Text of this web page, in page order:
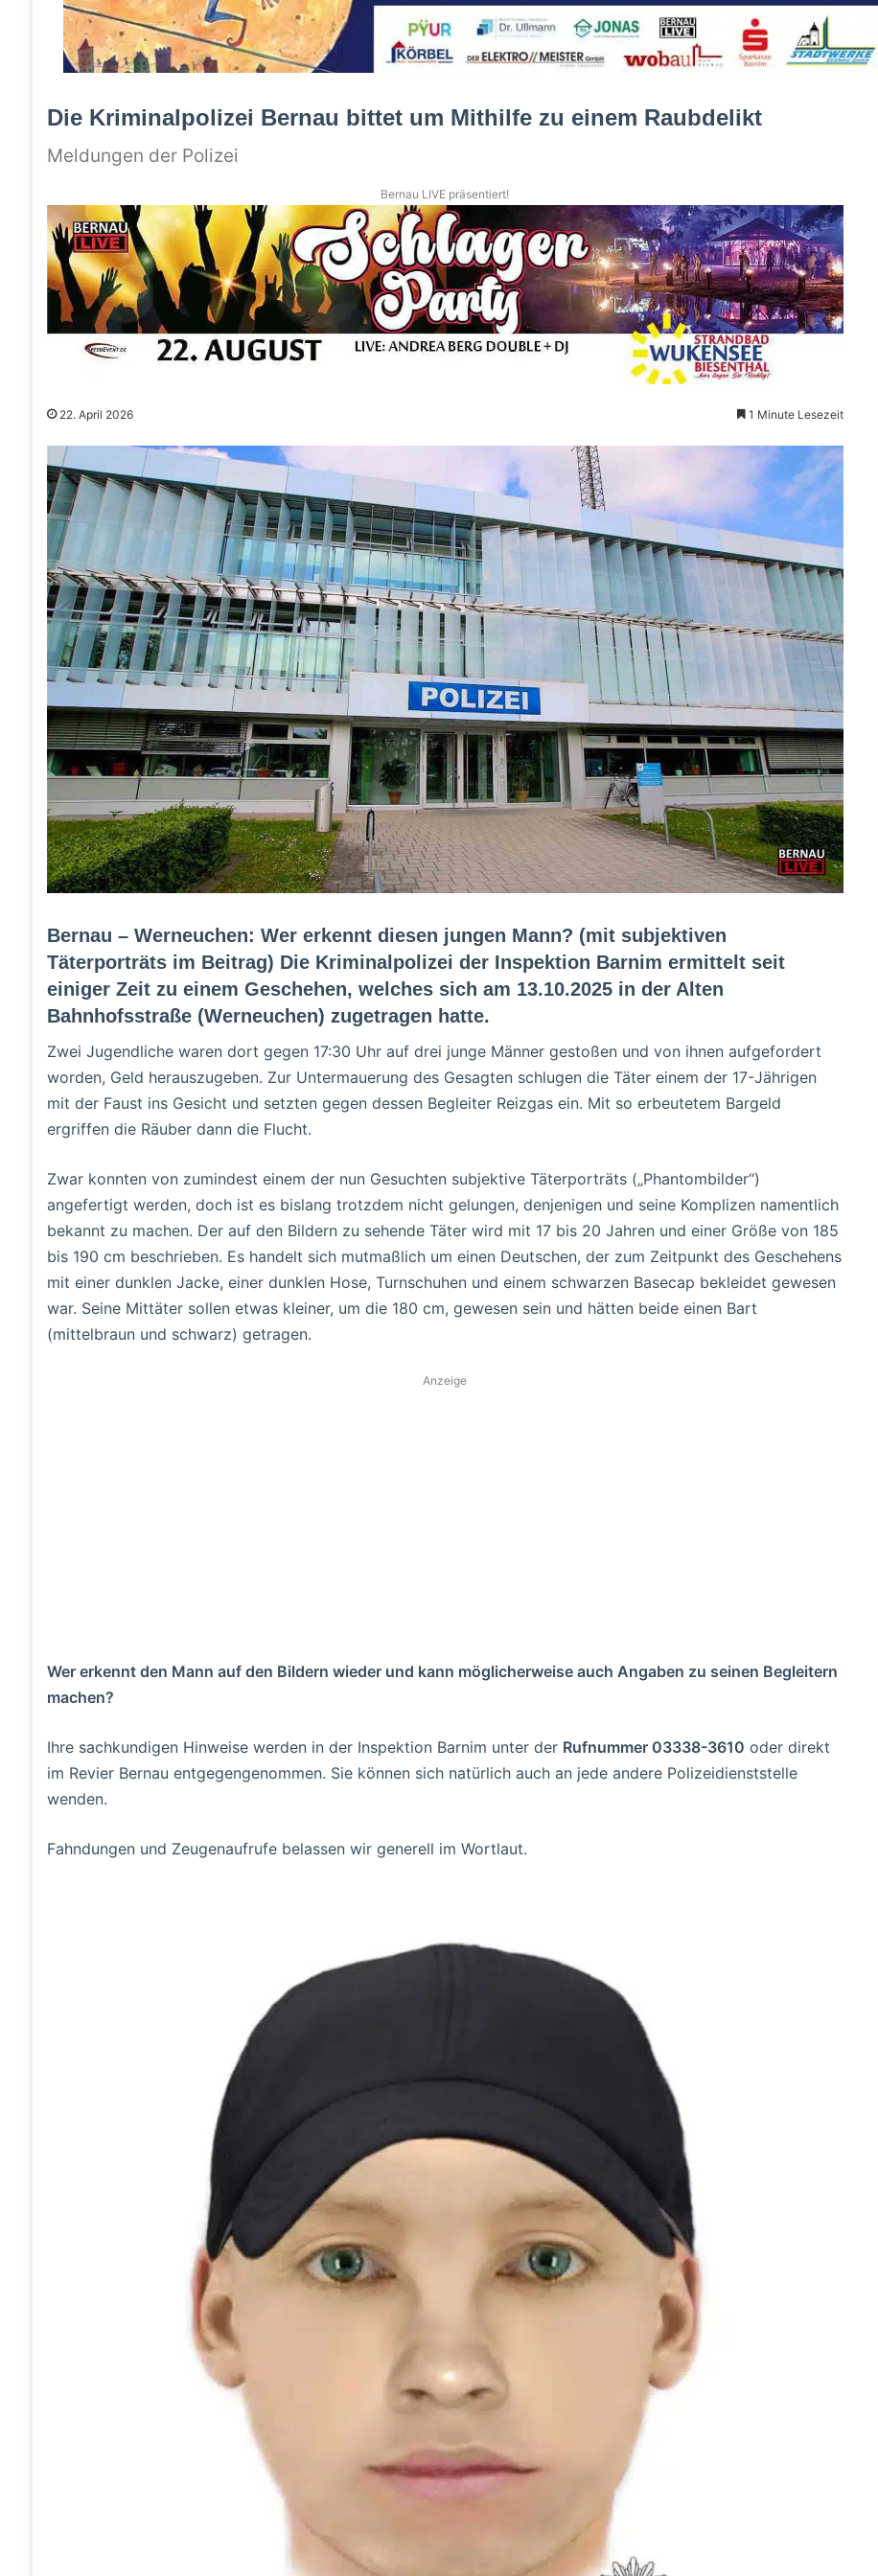
Die Kriminalpolizei Bernau bittet um Mithilfe zu einem Raubdelikt
Meldungen der Polizei
Bernau LIVE präsentiert!
22. April 2026 1 Minute Lesezeit
Bernau – Werneuchen: Wer erkennt diesen jungen Mann? (mit subjektiven
Täterporträts im Beitrag) Die Kriminalpolizei der Inspektion Barnim ermittelt seit
einiger Zeit zu einem Geschehen, welches sich am 13.10.2025 in der Alten
Bahnhofsstraße (Werneuchen) zugetragen hatte.
Zwei Jugendliche waren dort gegen 17:30 Uhr auf drei junge Männer gestoßen und von ihnen aufgefordert
worden, Geld herauszugeben. Zur Untermauerung des Gesagten schlugen die Täter einem der 17-Jährigen
mit der Faust ins Gesicht und setzten gegen dessen Begleiter Reizgas ein. Mit so erbeutetem Bargeld
ergriffen die Räuber dann die Flucht.
Zwar konnten von zumindest einem der nun Gesuchten subjektive Täterporträts („Phantombilder“)
angefertigt werden, doch ist es bislang trotzdem nicht gelungen, denjenigen und seine Komplizen namentlich
bekannt zu machen. Der auf den Bildern zu sehende Täter wird mit 17 bis 20 Jahren und einer Größe von 185
bis 190 cm beschrieben. Es handelt sich mutmaßlich um einen Deutschen, der zum Zeitpunkt des Geschehens
mit einer dunklen Jacke, einer dunklen Hose, Turnschuhen und einem schwarzen Basecap bekleidet gewesen
war. Seine Mittäter sollen etwas kleiner, um die 180 cm, gewesen sein und hätten beide einen Bart
(mittelbraun und schwarz) getragen.
Anzeige
Wer erkennt den Mann auf den Bildern wieder und kann möglicherweise auch Angaben zu seinen Begleitern
machen?
Ihre sachkundigen Hinweise werden in der Inspektion Barnim unter der Rufnummer 03338-3610 oder direkt
im Revier Bernau entgegengenommen. Sie können sich natürlich auch an jede andere Polizeidienststelle
wenden.
Fahndungen und Zeugenaufrufe belassen wir generell im Wortlaut.